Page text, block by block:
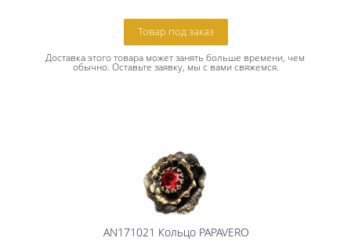
Товар под заказ
Доставка этого товара может занять больше времени, чем
обычно. Оставьте заявку, мы с вами свяжемся.
AN171021 Кольцо PAPAVERO